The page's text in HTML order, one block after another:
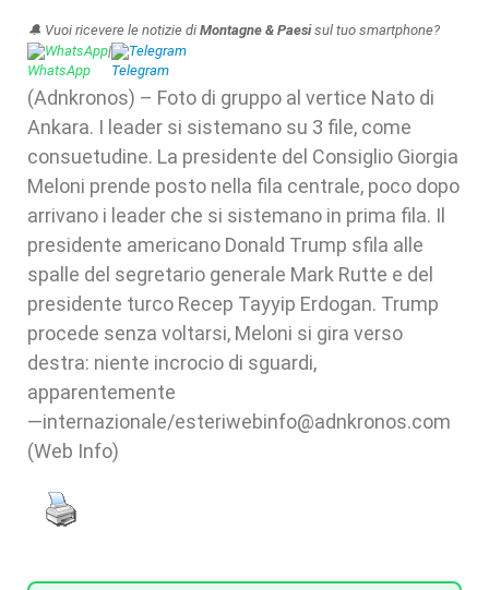
🔔 Vuoi ricevere le notizie di Montagne & Paesisul tuo smartphone?
WhatsApp| Telegram
(Adnkronos) – Foto di gruppo al vertice Nato di
Ankara. I leader si sistemano su 3 file, come
consuetudine. La presidente del Consiglio Giorgia
Meloni prende posto nella fila centrale, poco dopo
arrivano i leader che si sistemano in prima fila. Il
presidente americano Donald Trump sfila alle
spalle del segretario generale Mark Rutte e del
presidente turco Recep Tayyip Erdogan. Trump
procede senza voltarsi, Meloni si gira verso
destra: niente incrocio di sguardi,
apparentemente
—internazionale/esteriwebinfo@adnkronos.com
(Web Info)